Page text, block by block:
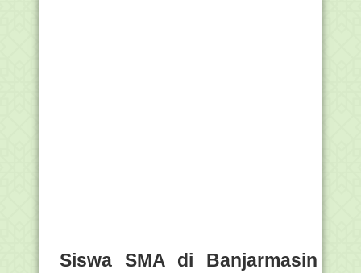
Siswa SMA di Banjarmasin